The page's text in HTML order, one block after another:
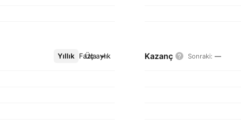
Yıllık Üç aylık
Daha Fazla Kazanç Sonraki: —